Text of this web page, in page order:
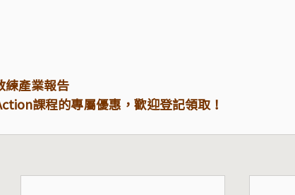
練產業報告
課程的專屬優惠，歡迎登記領取！